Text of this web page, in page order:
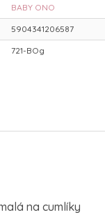
BABY ONO
5904341206587
721-BOg
na cumlíky